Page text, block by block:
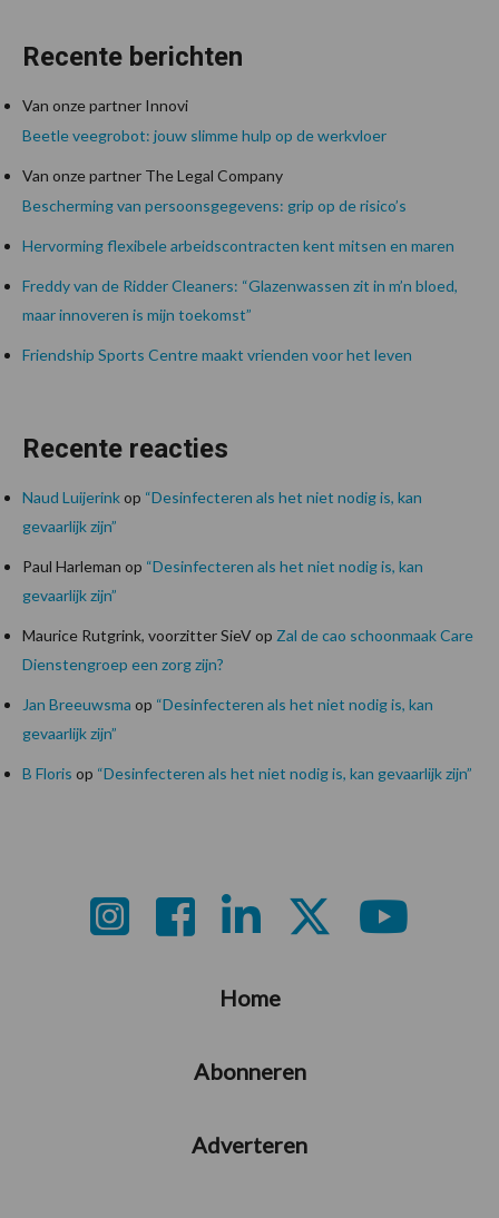
Recente berichten
Van onze partner Innovi
Beetle veegrobot: jouw slimme hulp op de werkvloer
Van onze partner The Legal Company
Bescherming van persoonsgegevens: grip op de risico’s
Hervorming flexibele arbeidscontracten kent mitsen en maren
Freddy van de Ridder Cleaners: “Glazenwassen zit in m’n bloed,
maar innoveren is mijn toekomst”
Friendship Sports Centre maakt vrienden voor het leven
Recente reacties
Naud Luijerinkop “Desinfecteren als het niet nodig is, kan
gevaarlijk zijn”
Paul Harleman op “Desinfecteren als het niet nodig is, kan
gevaarlijk zijn”
Maurice Rutgrink, voorzitter SieVop Zal de cao schoonmaak Care
Dienstengroep een zorg zijn?
Jan Breeuwsma op “Desinfecteren als het niet nodig is, kan
gevaarlijk zijn”
B Floris op “Desinfecteren als het niet nodig is, kan gevaarlijk zijn”
Home
Abonneren
Adverteren